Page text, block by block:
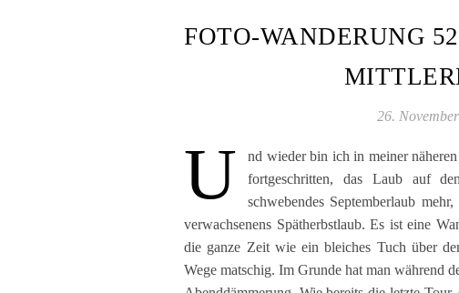
FOTO-WANDERUNG
26.
U
nd wieder bin ich in meiner
fortgeschritten, das Laub auf
schwebendes Septemberlaub
verwachsenens Spätherbstlaub. Es ist eine
die ganze Zeit wie ein bleiches Tuch über
Wege matschig. Im Grunde hat man während